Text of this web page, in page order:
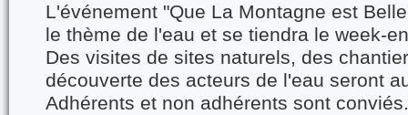
L'événement "Que La Montagne est
le thème de l'eau et se tiendra le week-
Des visites de sites naturels, des
découverte des acteurs de l'eau seront
Adhérents et non adhérents sont conviés.